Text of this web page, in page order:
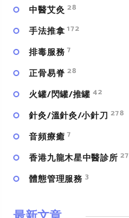
中醫艾灸 28
手法推拿 172
排毒服務 7
正骨易脊 28
火罐/閃罐/推罐 42
針灸/溫針灸/小針刀 278
⾳頻療癒 7
香港九龍木星中醫診所 27
體態管理服務 3